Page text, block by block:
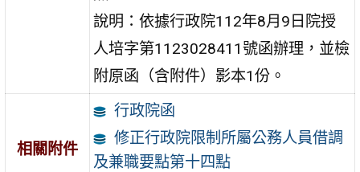
說明：依據行政院112年8月9日院授
人培字第1123028411號函辦理，並檢
附原函（含附件）影本1份。
相關附件
行政院函
修正行政院限制所屬公務人員借調
及兼職要點第十四點